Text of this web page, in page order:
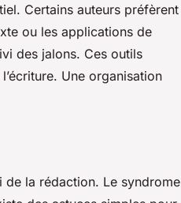
Certains auteurs préfèrent
ou les applications de
des jalons. Ces outils
Une organisation
la rédaction. Le syndrome